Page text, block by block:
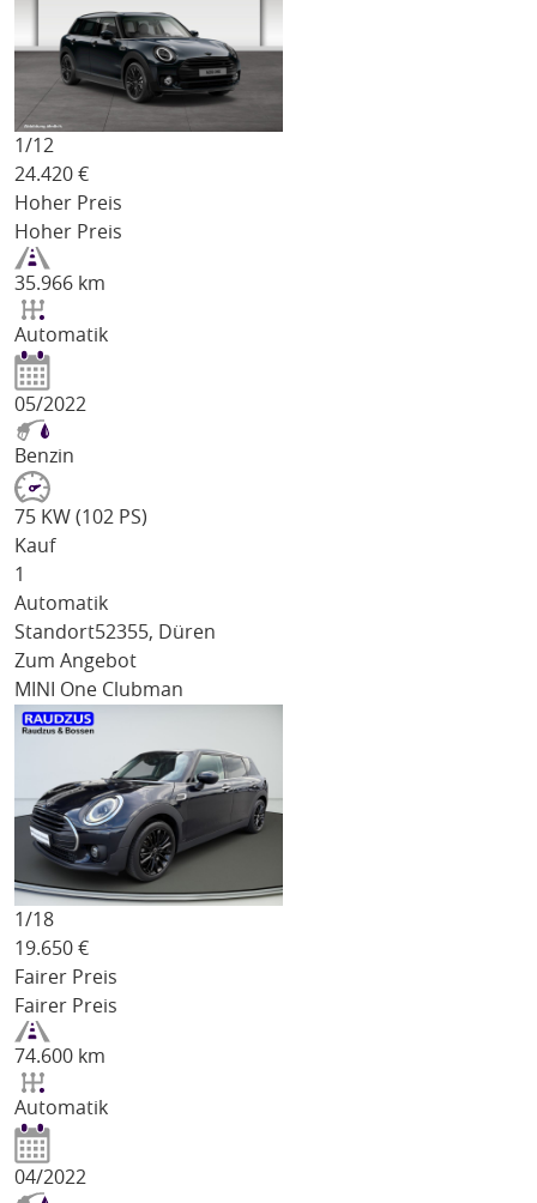
1/12
24.420 €
Hoher Preis
Hoher Preis
35.966 km
Automatik
05/2022
Benzin
75 KW (102 PS)
Kauf
1
Automatik
Standort52355, Düren
Zum Angebot
MINI One Clubman
1/18
19.650 €
Fairer Preis
Fairer Preis
74.600 km
Automatik
04/2022